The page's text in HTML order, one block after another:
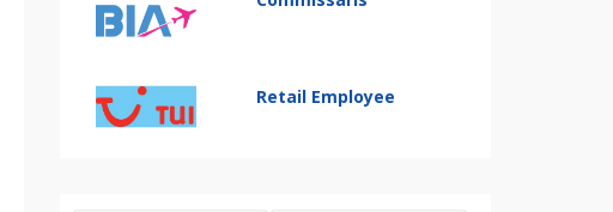
Retail Employee